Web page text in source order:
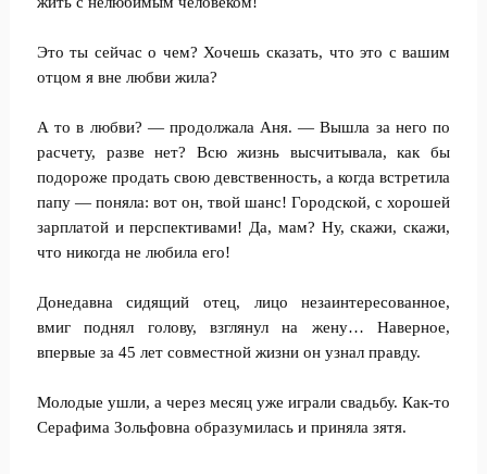
Это ты сейчас о чем? Хочешь сказать, что это с вашим
отцом я вне любви жила?
А то в любви? — продолжала Аня. — Вышла за него по
расчету, разве нет? Всю жизнь высчитывала, как бы
подороже продать свою девственность, а когда встретила
папу — поняла: вот он, твой шанс! Городской, с хорошей
зарплатой и перспективами! Да, мам? Ну, скажи, скажи,
что никогда не любила его!
Донедавна сидящий отец, лицо незаинтересованное,
вмиг поднял голову, взглянул на жену… Наверное,
впервые за 45 лет совместной жизни он узнал правду.
Молодые ушли, а через месяц уже играли свадьбу. Как-то
Серафима Зольфовна образумилась и приняла зятя.